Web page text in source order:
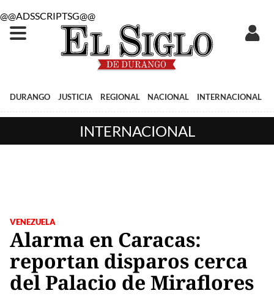
@@ADSSCRIPTSG@@
DURANGO JUSTICIA REGIONAL NACIONAL INTERNACIONAL
INTERNACIONAL
VENEZUELA
Alarma en Caracas:
reportan disparos cerca
del Palacio de Miraflores